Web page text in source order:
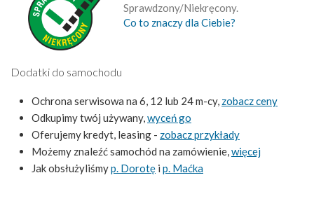
Sprawdzony/Niekręcony.
Co to znaczy dla Ciebie?
Dodatki do samochodu
Ochrona serwisowa na 6, 12 lub 24 m-cy, zobacz ceny
Odkupimy twój używany,wyceń go
Oferujemy kredyt, leasing - zobacz przykłady
Możemy znaleźć samochód na zamówienie,więcej
Jak obsłużyliśmyp. Dorotę i p. Maćka